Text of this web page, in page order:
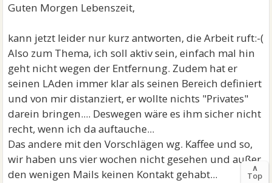
Guten Morgen Lebenszeit,
kann jetzt leider nur kurz antworten, die Arbeit ruft:-(
Also zum Thema, ich soll aktiv sein, einfach mal hin
geht nicht wegen der Entfernung. Zudem hat er
seinen LAden immer klar als seinen Bereich definiert
und von mir distanziert, er wollte nichts "Privates"
darein bringen.... Deswegen wäre es ihm sicher nicht
recht, wenn ich da auftauche...
Das andere mit den Vorschlägen wg. Kaffee und so,
wir haben uns vier wochen nicht gesehen und außer
den wenigen Mails keinen Kontakt gehabt...
∧
Top